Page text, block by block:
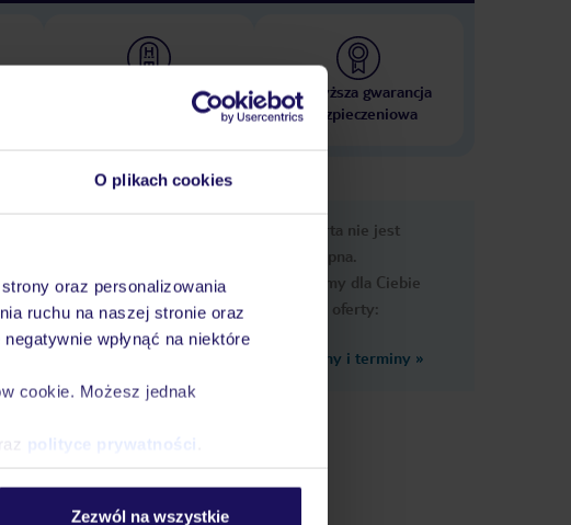
O plikach cookies
oraz personalizowania
ruchu na naszej stronie oraz
wpłynąć na niektóre
cookie. Możesz jednak
polityce prywatności
Zezwól na wszystkie
10 000 hoteli w ponad 50
Najwyższa gwarancja
ubezpieczeniowa
Ważne
Ups, ta oferta nie jest
dostępna.
Przygotowaliśmy dla Ciebie
podobne oferty:
Zobacz inne ceny i terminy »